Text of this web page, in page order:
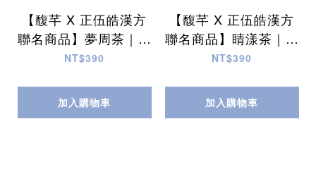
【馥芊 X 正伍皓漢方
聯名商品】夢周茶｜輕
鬆一泡，舒緩入眠，緩
公！
NT$390
加入購物車
【馥芊 X 正伍皓漢方
聯名商品】睛漾茶｜養
眼明目，清晰明亮，看
NT$390
加入購物車